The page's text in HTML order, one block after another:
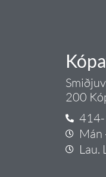
200
Mán
Lau.